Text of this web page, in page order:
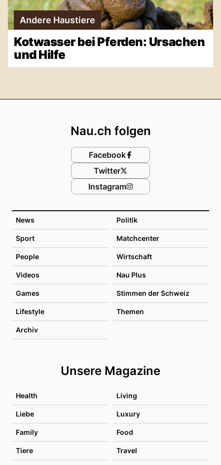
Andere Haustiere
Kotwasser bei Pferden: Ursachen
und Hilfe
News Politik
Sport Matchcenter
People Wirtschaft
Videos Nau Plus
Games Stimmen der Schweiz
Lifestyle Themen
Archiv
Unsere Magazine
Health Living
Liebe Luxury
Family Food
Tiere Travel
Nau.ch folgen
Facebook
Twitter
Instagram